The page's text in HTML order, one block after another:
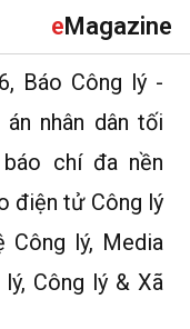
eMagazine
Báo Công lý -
nhân dân tối
chí đa nền
điện tử Công lý
Công lý, Media
lý, Công lý & Xã